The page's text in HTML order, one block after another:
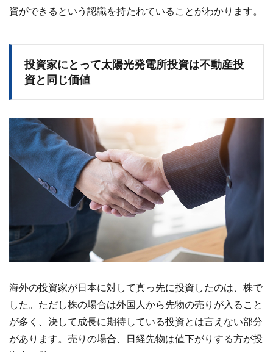
資ができるという認識を持たれていることがわかります。
投資家にとって太陽光発電所投資は不動産投
資と同じ価値
海外の投資家が日本に対して真っ先に投資したのは、株で
した。ただし株の場合は外国人から先物の売りが入ること
が多く、決して成長に期待している投資とは言えない部分
があります。売りの場合、日経先物は値下がりする方が投